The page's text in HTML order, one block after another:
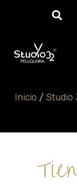
Inicio / Studio